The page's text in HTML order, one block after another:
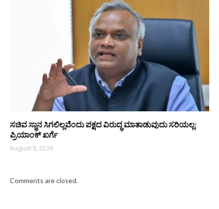
ಸಚಿವ ಸ್ಥಾನ ಸಿಗಲಿಲ್ಲವೆಂದು ಪಕ್ಷದ ವಿರುದ್ಧ ಮಾತಾಡುವುದು ಸರಿಯಲ್ಲ:
ಪ್ರಿಯಾಂಕ್ ಖರ್ಗೆ
August 5, 2026
Comments are closed.